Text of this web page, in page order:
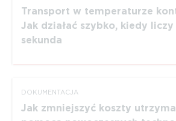
Transport w temperaturze
Jak działać szybko, kiedy liczy
sekunda
DOKUMEN­TACJA
Jak zmniejszyć koszty